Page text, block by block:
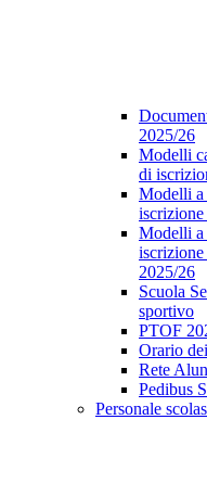
2025/26
Modelli
di
Modelli a
iscrizione
Modelli a
iscrizione
2025/26
Scuola
sportivo
PTOF
Orario
Rete
Pedibus
Personale